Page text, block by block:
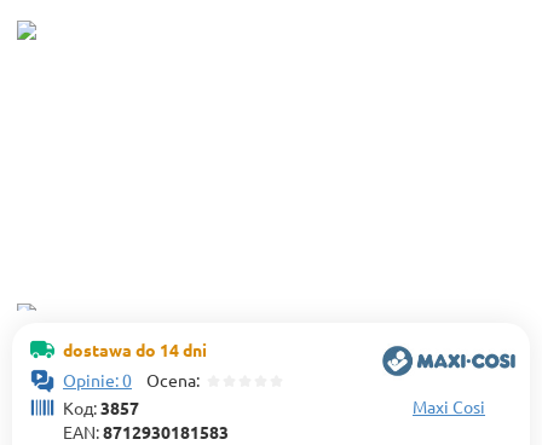
dostawa do 14 dni
Opinie: 0 Ocena:
Код:3857
EAN:8712930181583
Maxi Cosi